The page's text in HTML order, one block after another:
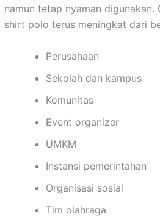
namun tetap nyaman
shirt polo terus meningkat dari
Perusahaan
Sekolah dan kampus
Komunitas
Event organizer
UMKM
Instansi pemerintahan
Organisasi sosial
Tim olahraga